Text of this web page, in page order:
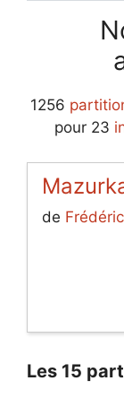
1256
pour 23
de
Les 15